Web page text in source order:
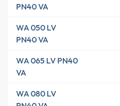
PN40 VA
WA 050 LV
PN40 VA
WA 065 LV PN40
VA
WA 080 LV